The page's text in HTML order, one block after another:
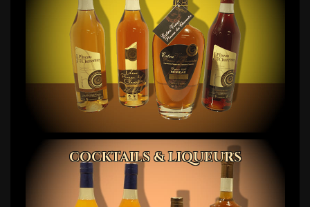
COCKTAILS & LIQUEURS